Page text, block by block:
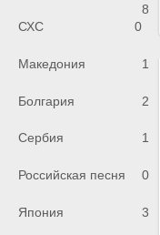
8
СХС
0
Македония 1
Болгария 2
Сербия 1
Российская песня 0
Япония 3